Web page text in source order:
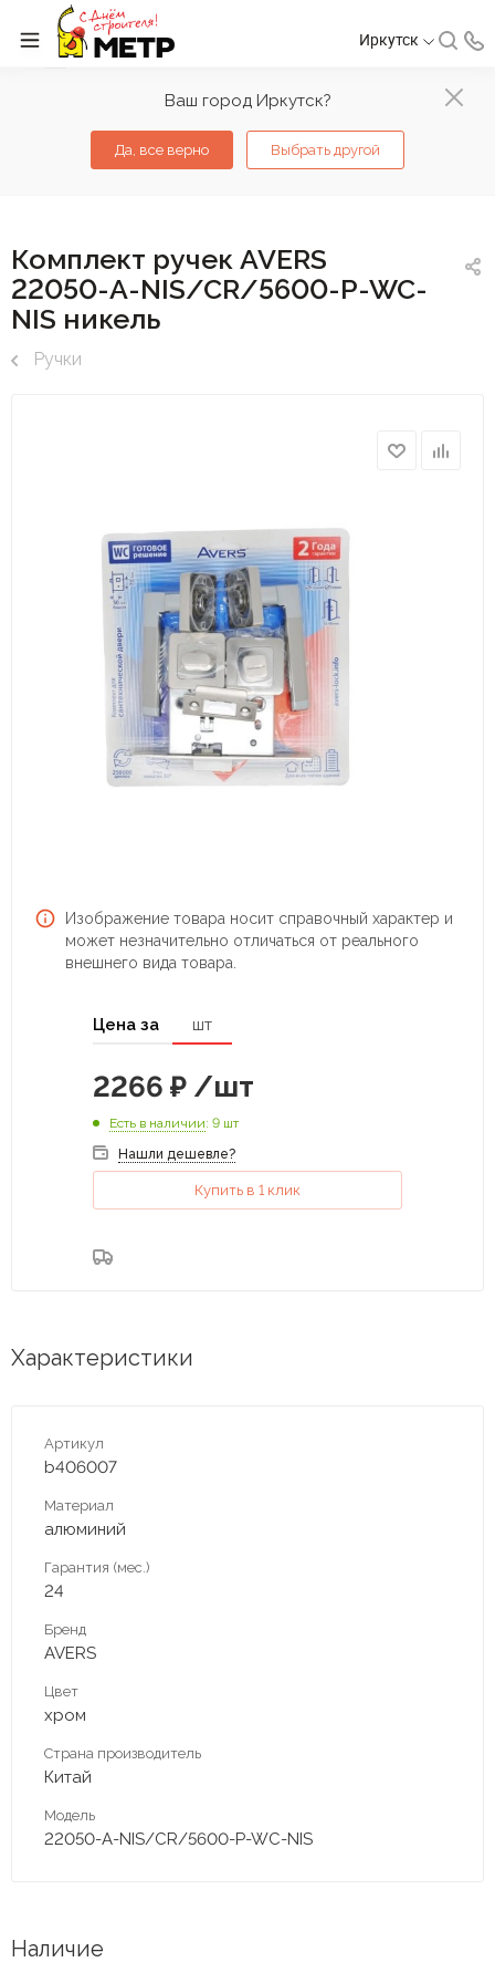
Ваш город Иркутск?
Да, все верно Выбрать другой
Иркутск
Комплект ручек AVERS
22050-A-NIS/CR/5600-P-WC-
NIS никель
Ручки
Изображение товара носит справочный характер и
может незначительно отличаться от реального
внешнего вида товара.
Цена за шт
2266 ₽ /шт
Есть в наличии: 9 шт
Нашли дешевле?
Купить в 1 клик
Характеристики
Артикул
b406007
Материал
алюминий
Гарантия (мес.)
24
Бренд
AVERS
Цвет
хром
Страна производитель
Китай
Модель
22050-A-NIS/CR/5600-P-WC-NIS
Наличие